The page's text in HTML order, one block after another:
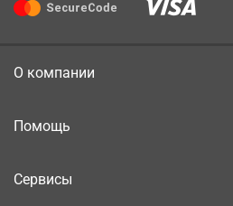
О компании
Помощь
Сервисы